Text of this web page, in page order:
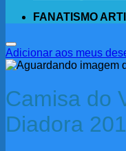
FANATISMO
Adicionar aos meus
Camisa do
Diadora